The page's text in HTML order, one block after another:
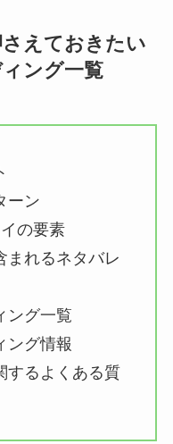
えておきたい
ング一覧
ーン
の要素
まれるネタバレ
ング一覧
ング情報
するよくある質